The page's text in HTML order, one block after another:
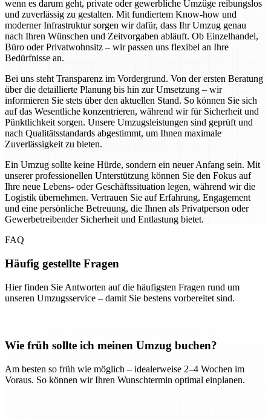
wenn es darum geht, private oder gewerbliche Umzüge reibungslos
und zuverlässig zu gestalten. Mit fundiertem Know-how und
moderner Infrastruktur sorgen wir dafür, dass Ihr Umzug genau
nach Ihren Wünschen und Zeitvorgaben abläuft. Ob Einzelhandel,
Büro oder Privatwohnsitz – wir passen uns flexibel an Ihre
Bedürfnisse an.
Bei uns steht Transparenz im Vordergrund. Von der ersten Beratung
über die detaillierte Planung bis hin zur Umsetzung – wir
informieren Sie stets über den aktuellen Stand. So können Sie sich
auf das Wesentliche konzentrieren, während wir für Sicherheit und
Pünktlichkeit sorgen. Unsere Umzugsleistungen sind geprüft und
nach Qualitätsstandards abgestimmt, um Ihnen maximale
Zuverlässigkeit zu bieten.
Ein Umzug sollte keine Hürde, sondern ein neuer Anfang sein. Mit
unserer professionellen Unterstützung können Sie den Fokus auf
Ihre neue Lebens- oder Geschäftssituation legen, während wir die
Logistik übernehmen. Vertrauen Sie auf Erfahrung, Engagement
und eine persönliche Betreuung, die Ihnen als Privatperson oder
Gewerbetreibender Sicherheit und Entlastung bietet.
FAQ
Häufig gestellte Fragen
Hier finden Sie Antworten auf die häufigsten Fragen rund um
unseren Umzugsservice – damit Sie bestens vorbereitet sind.
Wie früh sollte ich meinen Umzug buchen?
Am besten so früh wie möglich – idealerweise 2–4 Wochen im
Voraus. So können wir Ihren Wunschtermin optimal einplanen.